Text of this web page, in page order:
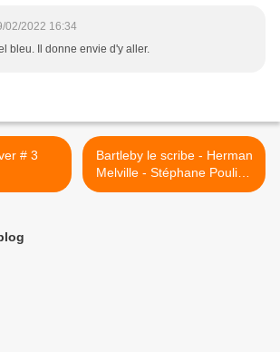
02/2022 16:34
bleu. Il donne envie d'y aller.
# 3
Bartleby le scribe - Herman
Melville - Stéphane Poulin -
Sarbacane. >